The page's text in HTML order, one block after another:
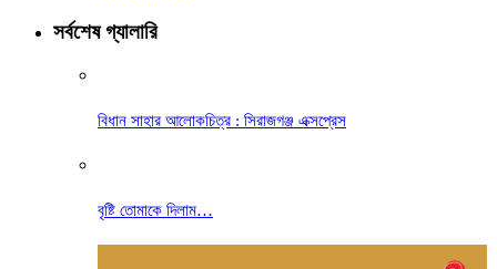
সর্বশেষ গ্যালারি
বিধান সাহার আলোকচিত্র : সিরাজগঞ্জ এক্সপ্রেস
বৃষ্টি তোমাকে দিলাম…